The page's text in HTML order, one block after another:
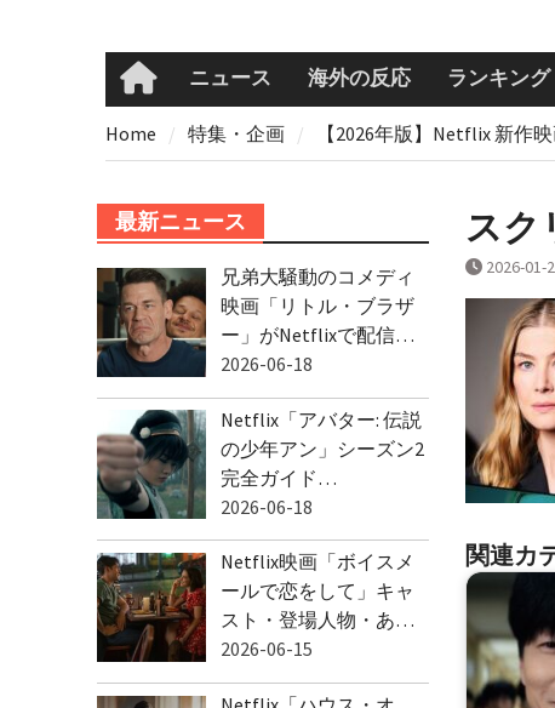
め
Homeニュース 海外の反応 ランキング
Home 特集・企画 【2026年版】Netflix 新作
スク
2026-01-
関連カ
最新ニュース
兄弟大騒動のコメディ
映画「リトル・ブラザ
ー」がNetflixで配信…
2026-06-18
Netflix「アバター: 伝説
の少年アン」シーズン2
完全ガイド…
2026-06-18
Netflix映画「ボイスメ
ールで恋をして」キャ
スト・登場人物・あ…
2026-06-15